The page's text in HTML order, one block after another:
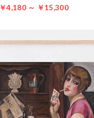
￥4,180 ～ ￥15,300